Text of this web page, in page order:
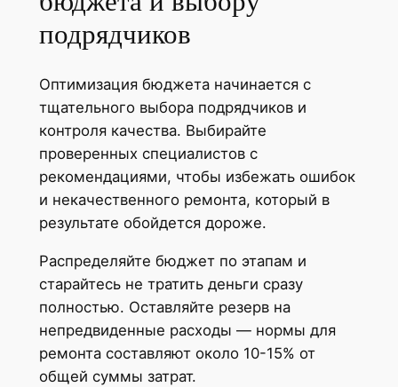
подрядчиков
Оптимизация бюджета начинается с
тщательного выбора подрядчиков и
контроля качества. Выбирайте
проверенных специалистов с
рекомендациями, чтобы избежать ошибок
и некачественного ремонта, который в
результате обойдется дороже.
Распределяйте бюджет по этапам и
старайтесь не тратить деньги сразу
полностью. Оставляйте резерв на
непредвиденные расходы — нормы для
ремонта составляют около 10-15% от
общей суммы затрат.